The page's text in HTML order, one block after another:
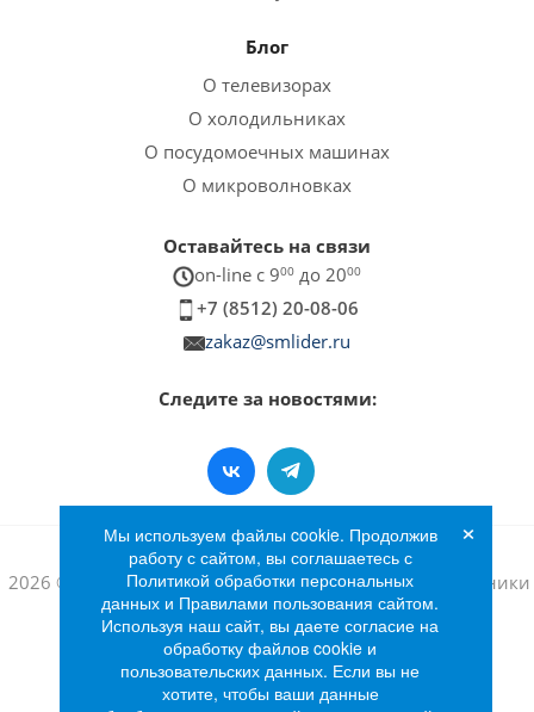
Блог
О телевизорах
О холодильниках
О посудомоечных машинах
О микроволновках
Оставайтесь на связи
on-line c 900 до 2000
+7 (8512) 20-08-06
zakaz@smlider.ru
Следите за новостями:
2026 © Интернет-магазин бытовой техники и электроники
«Лидер»
Мы используем файлы cookie. Продолжив
работу с сайтом, вы соглашаетесь с
Политикой обработки персональных
данных и Правилами пользования сайтом.
Используя наш сайт, вы даете согласие на
обработку файлов cookie и
пользовательских данных. Если вы не
хотите, чтобы ваши данные
×